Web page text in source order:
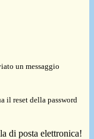
un messaggio
il reset della password
di posta elettronica!